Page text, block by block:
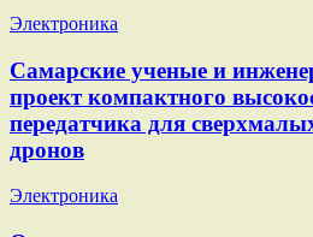
Электроника
Самарские ученые и
проект компактного
передатчика для
дронов
Электроника